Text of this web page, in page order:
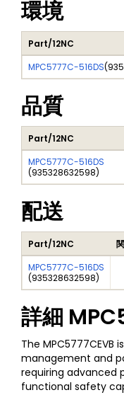
環境
Part/12NC
MPC5777C-516DS(
品質
Part/12NC
MPC5777C-516DS
(935328632598)
配送
Part/12NC
MPC5777C-516DS
(935328632598)
詳細
The
management and
requiring advanced
functional safety